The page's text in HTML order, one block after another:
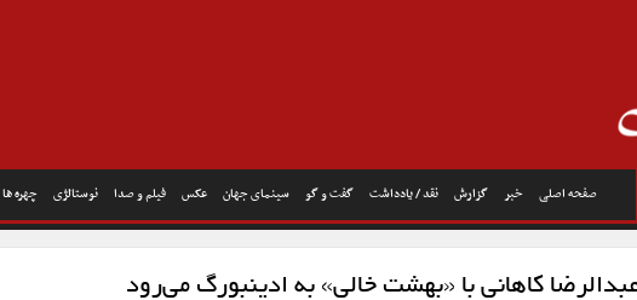
صفحه اصلی خبر گزارش نقد / یادداشت گفت و گو سینمای جهان عکس فیلم و صدا نوستالژی چهره ها
کاهانی با «بهشت خالی» به ادینبورگ می‌رود